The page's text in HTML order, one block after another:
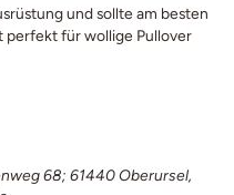
und sollte am besten
perfekt für wollige Pullover
68; 61440 Oberursel,